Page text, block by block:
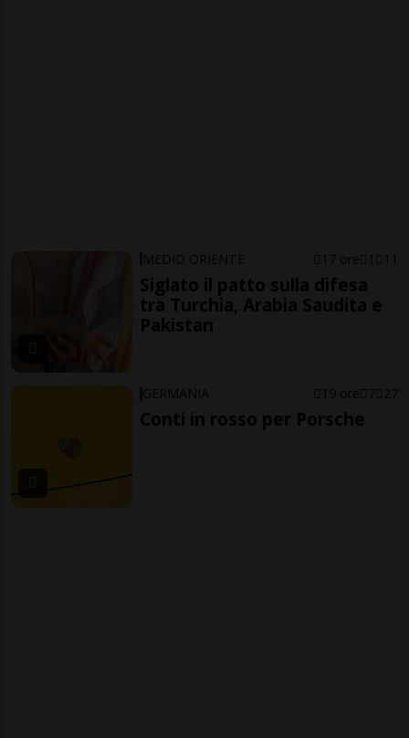
MEDIO ORIENTE 17 ore 1 11
Siglato il patto sulla difesa
tra Turchia, Arabia Saudita e
Pakistan
GERMANIA 19 ore 7 27
Conti in rosso per Porsche